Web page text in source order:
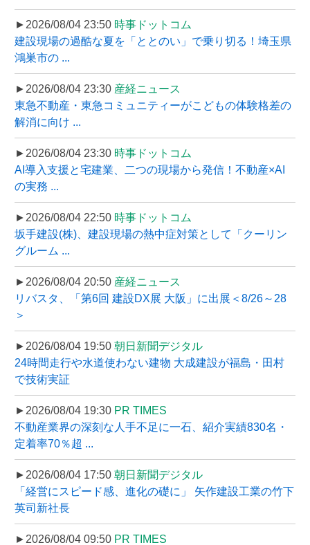
►2026/08/04 23:50 時事ドットコム
建設現場の過酷な夏を「ととのい」で乗り切る！埼玉県
鴻巣市の ...
►2026/08/04 23:30 産経ニュース
東急不動産・東急コミュニティーがこどもの体験格差の
解消に向け ...
►2026/08/04 23:30 時事ドットコム
AI導入支援と宅建業、二つの現場から発信！不動産×AI
の実務 ...
►2026/08/04 22:50 時事ドットコム
坂手建設(株)、建設現場の熱中症対策として「クーリン
グルーム ...
►2026/08/04 20:50 産経ニュース
リバスタ、「第6回 建設DX展 大阪」に出展＜8/26～28
＞
►2026/08/04 19:50 朝日新聞デジタル
24時間走行や水道使わない建物 大成建設が福島・田村
で技術実証
►2026/08/04 19:30 PR TIMES
不動産業界の深刻な人手不足に一石、紹介実績830名・
定着率70％超 ...
►2026/08/04 17:50 朝日新聞デジタル
「経営にスピード感、進化の礎に」 矢作建設工業の竹下
英司新社長
►2026/08/04 09:50 PR TIMES